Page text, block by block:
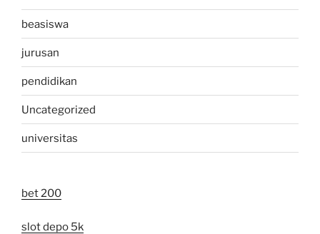
beasiswa
jurusan
pendidikan
Uncategorized
universitas
bet 200
slot depo 5k